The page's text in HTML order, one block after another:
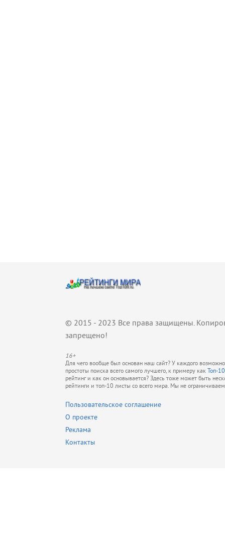
© 2015 - 2023 Все права защищены.
запрещено!
16+
Для чего вообще был основан наш сайт? У каждого
простоты поиска всего самого лучшего, к примеру как Топ-
рейтинг и как он основывается? Здесь тоже может быть
рейтинги и топ-10 листы со всего мира. Мы не
Пользовательское соглашение
О проекте
Реклама
Контакты